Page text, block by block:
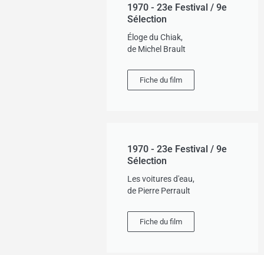
1970 - 23e Festival / 9e
Sélection
Éloge du Chiak,
de Michel Brault
Fiche du film
1970 - 23e Festival / 9e
Sélection
Les voitures d'eau,
de Pierre Perrault
Fiche du film